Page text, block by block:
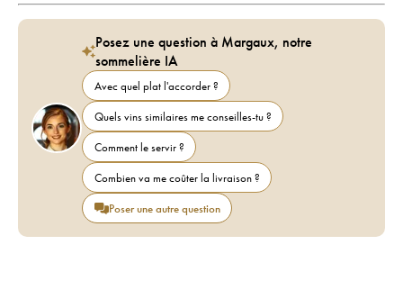
Posez une question à Margaux, notre
sommelière IA
Avec quel plat l'accorder ?
Quels vins similaires me conseilles-tu ?
Comment le servir ?
Combien va me coûter la livraison ?
Poser une autre question